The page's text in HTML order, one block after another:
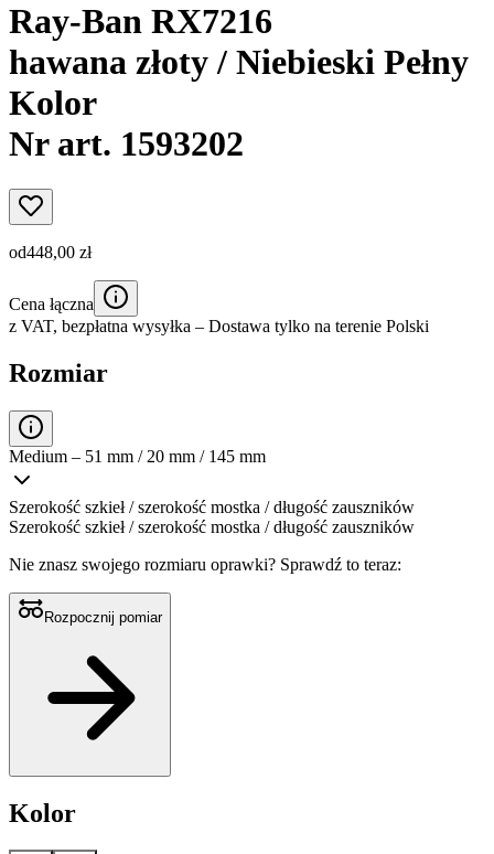
Ray-Ban RX7216
hawana złoty / Niebieski Pełny
Kolor
Nr art. 1593202
od448,00 zł
Cena łączna
z VAT, bezpłatna wysyłka – Dostawa tylko na terenie Polski
Rozmiar
Medium – 51 mm / 20 mm / 145 mm
Szerokość szkieł / szerokość mostka / długość zauszników
Szerokość szkieł / szerokość mostka / długość zauszników
Nie znasz swojego rozmiaru oprawki? Sprawdź to teraz:
Rozpocznij pomiar
Kolor